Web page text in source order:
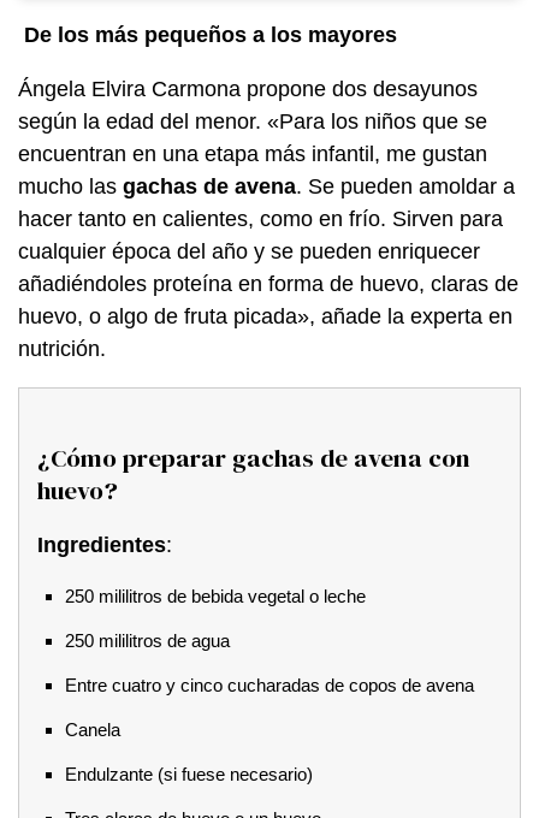
De los más pequeños a los mayores
Ángela Elvira Carmona propone dos desayunos
según la edad del menor. «Para los niños que se
encuentran en una etapa más infantil, me gustan
mucho las gachas de avena. Se pueden amoldar a
hacer tanto en calientes, como en frío. Sirven para
cualquier época del año y se pueden enriquecer
añadiéndoles proteína en forma de huevo, claras de
huevo, o algo de fruta picada», añade la experta en
nutrición.
¿Cómo preparar gachas de avena con
huevo?
Ingredientes:
250 mililitros de bebida vegetal o leche
250 mililitros de agua
Entre cuatro y cinco cucharadas de copos de avena
Canela
Endulzante (si fuese necesario)